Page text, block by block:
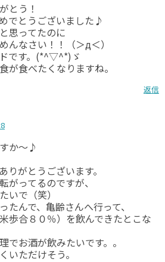
とう！
でとうございました♪
思ってたのに
んなさい！！（＞д＜）
です。(*^▽^*)ゞ
が食べたくなりますね。
返信
か～♪
りがとうございます。
がってるのですが、
いで（笑）
たんで、亀齢さんへ行って、
歩合８０％）を飲んできたとこな
でお酒が飲みたいです。。
いただけそう。